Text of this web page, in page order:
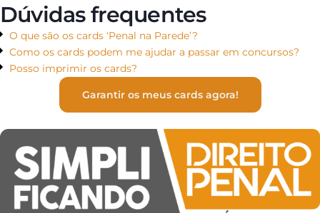
Dúvidas frequentes
O que são os cards ‘Penal na Parede’?
Como os cards podem me ajudar a passar em concursos?
Posso imprimir os cards?
Garantir os meus cards agora!